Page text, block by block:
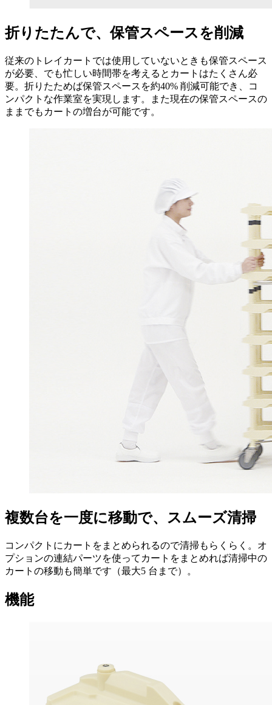
折りたたんで、保管スペースを削減
従来のトレイカートでは使用していないときも保管スペース
が必要、でも忙しい時間帯を考えるとカートはたくさん必
要。折りたためば保管スペースを約40% 削減可能でき、コ
ンパクトな作業室を実現します。また現在の保管スペースの
ままでもカートの増台が可能です。
複数台を一度に移動で、スムーズ清掃
コンパクトにカートをまとめられるので清掃もらくらく。オ
プションの連結パーツを使ってカートをまとめれば清掃中の
カートの移動も簡単です（最大5 台まで）。
機能